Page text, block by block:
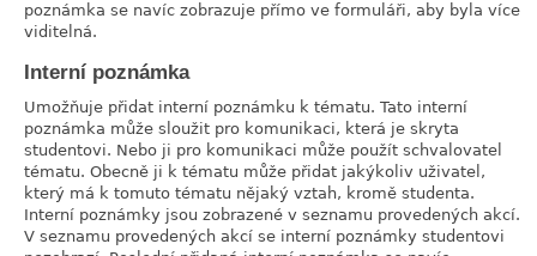
poznámka se navíc zobrazuje přímo ve formuláři, aby byla více
viditelná.
Interní poznámka
Umožňuje přidat interní poznámku k tématu. Tato interní
poznámka může sloužit pro komunikaci, která je skryta
studentovi. Nebo ji pro komunikaci může použít schvalovatel
tématu. Obecně ji k tématu může přidat jakýkoliv uživatel,
který má k tomuto tématu nějaký vztah, kromě studenta.
Interní poznámky jsou zobrazené v seznamu provedených akcí.
V seznamu provedených akcí se interní poznámky studentovi